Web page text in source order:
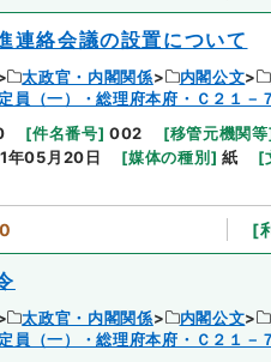
連絡会議の設置について
太政官・内閣関係 内閣公文
員（一）・総理府本府・Ｃ２１－
[件名番号] 002 [移管元機関等
年05月20日 [媒体の種別 ] 紙 [
[
太政官・内閣関係 内閣公文
員（一）・総理府本府・Ｃ２１－